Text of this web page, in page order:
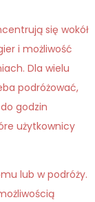
się wokół
i możliwość
Dla wielu
podróżować,
godzin
użytkownicy
lub w podróży.